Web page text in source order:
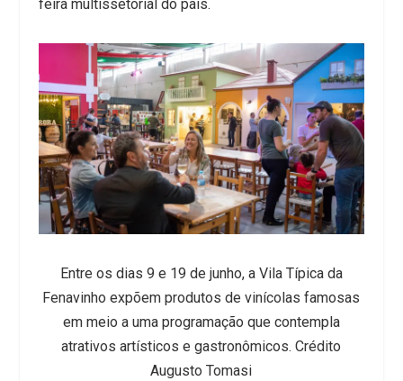
feira multissetorial do país.
Entre os dias 9 e 19 de junho, a Vila Típica da
Fenavinho expõem produtos de vinícolas famosas
em meio a uma programação que contempla
atrativos artísticos e gastronômicos. Crédito
Augusto Tomasi